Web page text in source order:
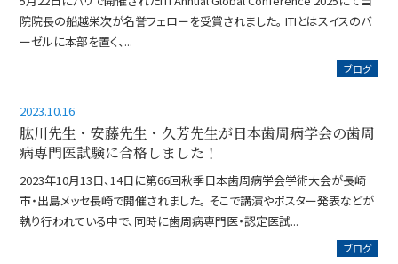
院院長の船越栄次が名誉フェローを受賞されました。 ITIとはスイスのバ
ーゼルに本部を置く、...
ブログ
2023.10.16
肱川先生・安藤先生・久芳先生が日本歯周病学会の歯周
病専門医試験に合格しました！
2023年10月13日、14日に第66回秋季日本歯周病学会学術大会が長崎
市・出島メッセ長崎で開催されました。 そこで講演やポスター発表などが
執り行われている中で、同時に歯周病専門医・認定医試...
ブログ